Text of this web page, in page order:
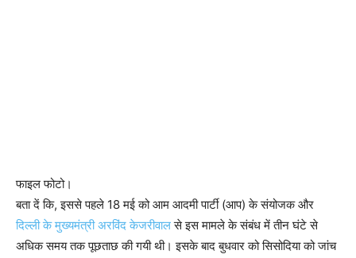
फाइल फोटो।
बता दें कि, इससे पहले 18 मई को आम आदमी पार्टी (आप) के संयोजक और
दिल्ली के मुख्यमंत्री अरविंद केजरीवालसे इस मामले के संबंध में तीन घंटे से
अधिक समय तक पूछताछ की गयी थी। इसके बाद बुधवार को सिसोदिया को जांच